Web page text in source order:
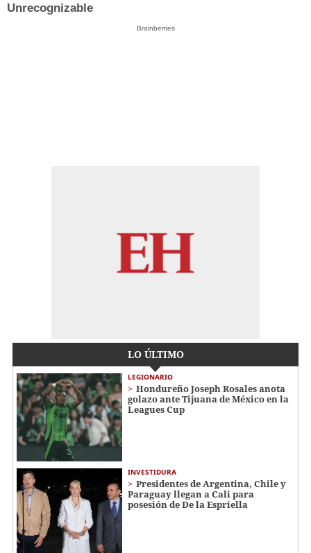
Unrecognizable
Brainberries
LO ÚLTIMO
LEGIONARIO
Hondureño Joseph Rosales anota
golazo ante Tijuana de México en la
Leagues Cup
INVESTIDURA
Presidentes de Argentina, Chile y
Paraguay llegan a Cali para
posesión de De la Espriella